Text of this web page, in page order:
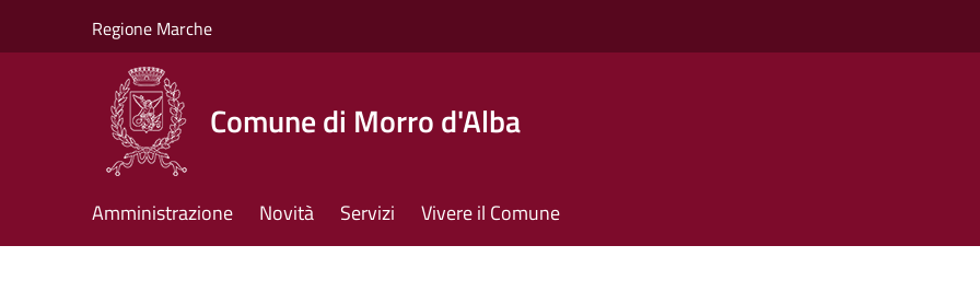
Regione Marche
Comune di Morro d'Alba
Amministrazione Novità Servizi Vivere il Comune